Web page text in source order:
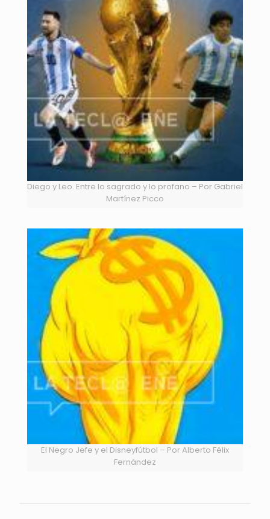
Diego y Leo. Entre lo sagrado y lo profano – Por Gabriel
Martínez Picco
El Negro Jefe y el Disneyfútbol – Por Alberto Félix
Fernández